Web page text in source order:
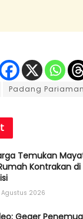
Padang Pariaman
Temukan
Kontrakan di
Agustus 2026